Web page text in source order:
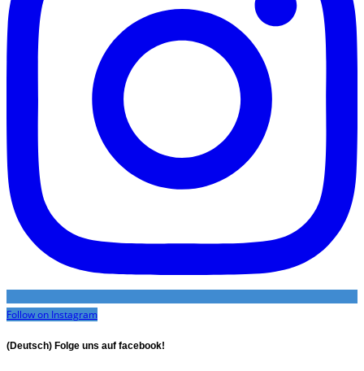
Follow on Instagram
(Deutsch) Folge uns auf facebook!